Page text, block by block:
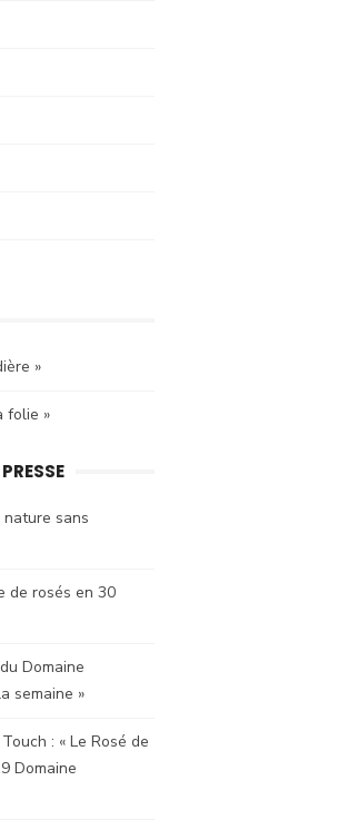
»
folie »
nature sans
de rosés en 30
Domaine
semaine »
: « Le Rosé de
Domaine